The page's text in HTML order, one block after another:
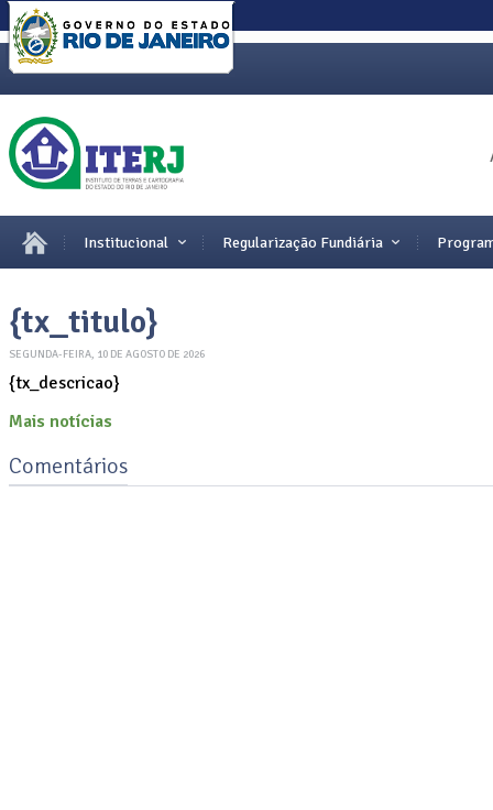
Institucional Regularização Fundiária
{tx_titulo}
SEGUNDA-FEIRA, 10 DE AGOSTO DE 2026
{tx_descricao}
Mais notícias
Comentários